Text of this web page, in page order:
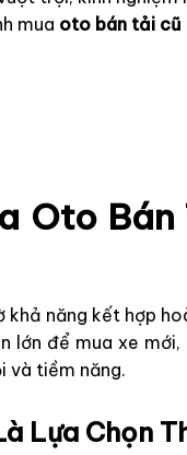
mua oto bán tải cũ
Oto
năng kết hợp
lớn để mua xe
và tiềm năng.
Lựa Chọn